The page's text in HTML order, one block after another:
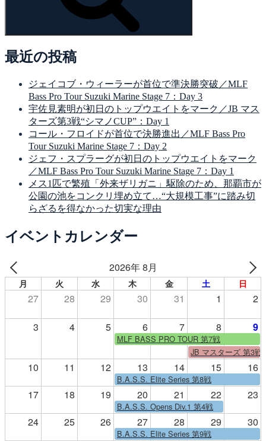
最近の投稿
ジェイコブ・ウィーラーが首位で準決勝突破／MLF
Bass Pro Tour Suzuki Marine Stage 7：Day 3
宇佐見素明が初日のトップウエイトをマーク／JB マス
ターズ第3戦“シマノCUP”：Day 1
コール・フロイドが首位で決勝進出／MLF Bass Pro
Tour Suzuki Marine Stage 7：Day 2
ジェフ・スプラーグが初日のトップウエイトをマーク
／MLF Bass Pro Tour Suzuki Marine Stage 7：Day 1
メス1匹で繁殖「外来ザリガニ」駆除のため、那覇市が
公園の池をコンクリ埋め立て…“大規模工事”に踏み切
らざるを得なかった切実な理由
イベントカレンダー
2026年 8月
月 火 水 木 金 土 日
27 28 29 30 31 1 2
3 4 5 6 7 8 9
MLF BASS PRO TOUR 第7戦
JB マスターズ 第3戦
10 11 12 13 14 15 16
B.A.S.S. Elite Series 第8戦
17 18 19 20 21 22 23
B.A.S.S. Opens Div.1 第4戦
24 25 26 27 28 29 30
B.A.S.S. Elite Series 第9戦